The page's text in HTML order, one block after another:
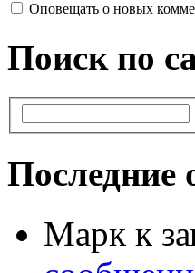
Оповещать о новых
Поиск по
Последние
Марк к